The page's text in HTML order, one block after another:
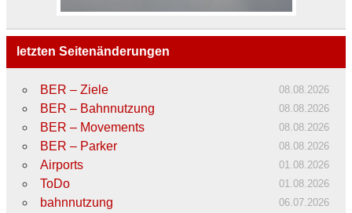
letzten Seitenänderungen
BER – Ziele 08.08.2026
BER – Bahnnutzung 08.08.2026
BER – Movements 08.08.2026
BER – Parker 08.08.2026
Airports 01.08.2026
ToDo 01.08.2026
bahnnutzung 06.07.2026